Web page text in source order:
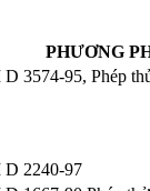
PHƯƠNG
3574-95, Phép
2240-97